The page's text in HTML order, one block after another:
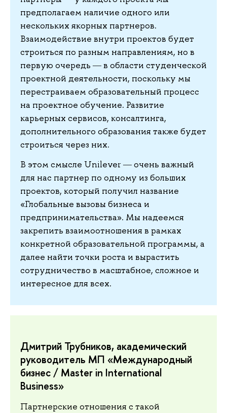
предполагаем наличие одного или
нескольких якорных партнеров.
Взаимодействие внутри проектов будет
строиться по разным направлениям, но в
первую очередь ― в области студенческой
проектной деятельности, поскольку мы
перестраиваем образовательный процесс
на проектное обучение. Развитие
карьерных сервисов, консалтинга,
дополнительного образования также будет
строиться через них.
В этом смысле Unilever ― очень важный
для нас партнер по одному из больших
проектов, который получил название
«Глобальные вызовы бизнеса и
предпринимательства». Мы надеемся
закрепить взаимоотношения в рамках
конкретной образовательной программы, а
далее найти точки роста и вырастить
сотрудничество в масштабное, сложное и
интересное для всех.
Дмитрий Трубников, академический
руководитель МП «Международный
бизнес / Master in International
Business»
Партнерские отношения с такой